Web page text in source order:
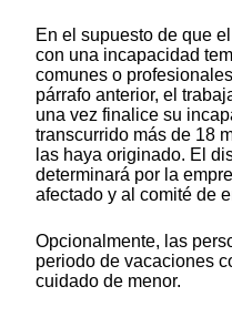
En el supuesto de que
con una incapacidad
comunes o
párrafo anterior, el
una vez finalice su
transcurrido más de 18
las haya originado. El
determinará por la
afectado y al comité de
Opcionalmente, las
periodo de vacaciones
cuidado de menor.